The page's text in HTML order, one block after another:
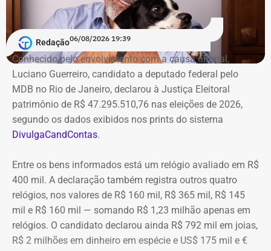
Redação06/08/2026 19:39
Conhecido pelo envolvimento com a causa animal,
Luciano Guerreiro, candidato a deputado federal pelo
MDB no Rio de Janeiro, declarou à Justiça Eleitoral
patrimônio de R$ 47.295.510,76 nas eleições de 2026,
segundo os dados exibidos nos prints do sistema
DivulgaCandContas.
Entre os bens informados está um relógio avaliado em R$
400 mil. A declaração também registra outros quatro
relógios, nos valores de R$ 160 mil, R$ 365 mil, R$ 145
mil e R$ 160 mil — somando R$ 1,23 milhão apenas em
relógios. O candidato declarou ainda R$ 792 mil em joias,
R$ 2 milhões em dinheiro em espécie e US$ 175 mil e €